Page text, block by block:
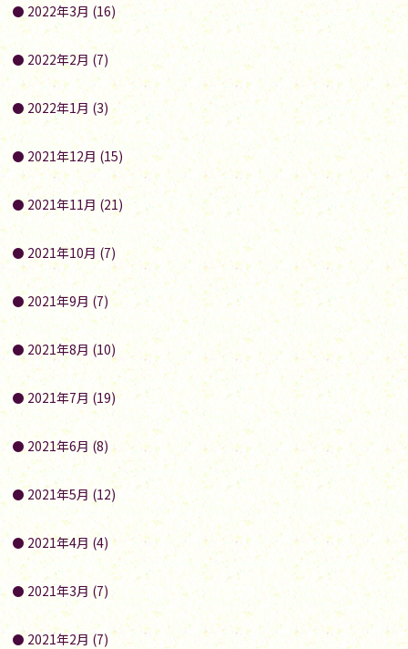
2022年3月 (16)
2022年2月 (7)
2022年1月 (3)
2021年12月 (15)
2021年11月 (21)
2021年10月 (7)
2021年9月 (7)
2021年8月 (10)
2021年7月 (19)
2021年6月 (8)
2021年5月 (12)
2021年4月 (4)
2021年3月 (7)
2021年2月 (7)